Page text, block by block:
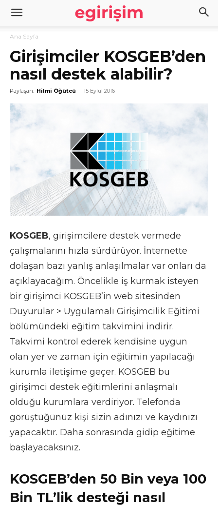
Ana Sayfa
Girişimciler KOSGEB’den
nasıl destek alabilir?
Paylaşan: Hilmi Öğütcü - 15 Eylül 2016
KOSGEB, girişimcilere destek vermede
çalışmalarını hızla sürdürüyor. İnternette
dolaşan bazı yanlış anlaşılmalar var onları da
açıklayacağım. Öncelikle iş kurmak isteyen
bir girişimci KOSGEB’in web sitesinden
Duyurular > Uygulamalı Girişimcilik Eğitimi
bölümündeki eğitim takvimini indirir.
Takvimi kontrol ederek kendisine uygun
olan yer ve zaman için eğitimin yapılacağı
kurumla iletişime geçer. KOSGEB bu
girişimci destek eğitimlerini anlaşmalı
olduğu kurumlara verdiriyor. Telefonda
görüştüğünüz kişi sizin adınızı ve kaydınızı
yapacaktır. Daha sonrasında gidip eğitime
başlayacaksınız.
KOSGEB’den 50 Bin veya 100
Bin TL’lik desteği nasıl